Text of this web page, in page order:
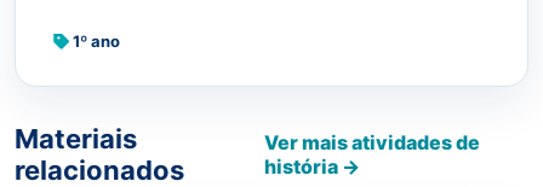
1º ano
Materiais
relacionados
Ver mais atividades de
história →